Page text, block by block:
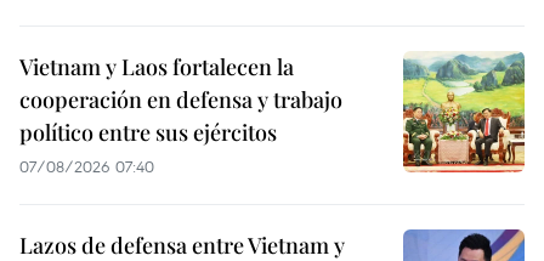
Vietnam y Laos fortalecen la
cooperación en defensa y trabajo
político entre sus ejércitos
07/08/2026 07:40
Lazos de defensa entre Vietnam y